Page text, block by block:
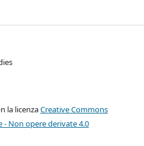
la licenzaCreative Commons
Non opere derivate 4.0